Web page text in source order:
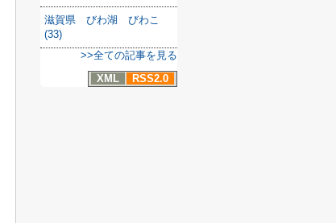
滋賀県 びわ湖 びわこ
(33)
>>全ての記事を見る
XML
RSS2.0